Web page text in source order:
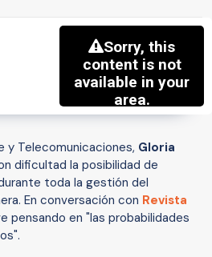
y Telecomunicaciones, Gloria
dificultad la posibilidad de
toda la gestión del
En conversación con Revista
pensando en "las probabilidades